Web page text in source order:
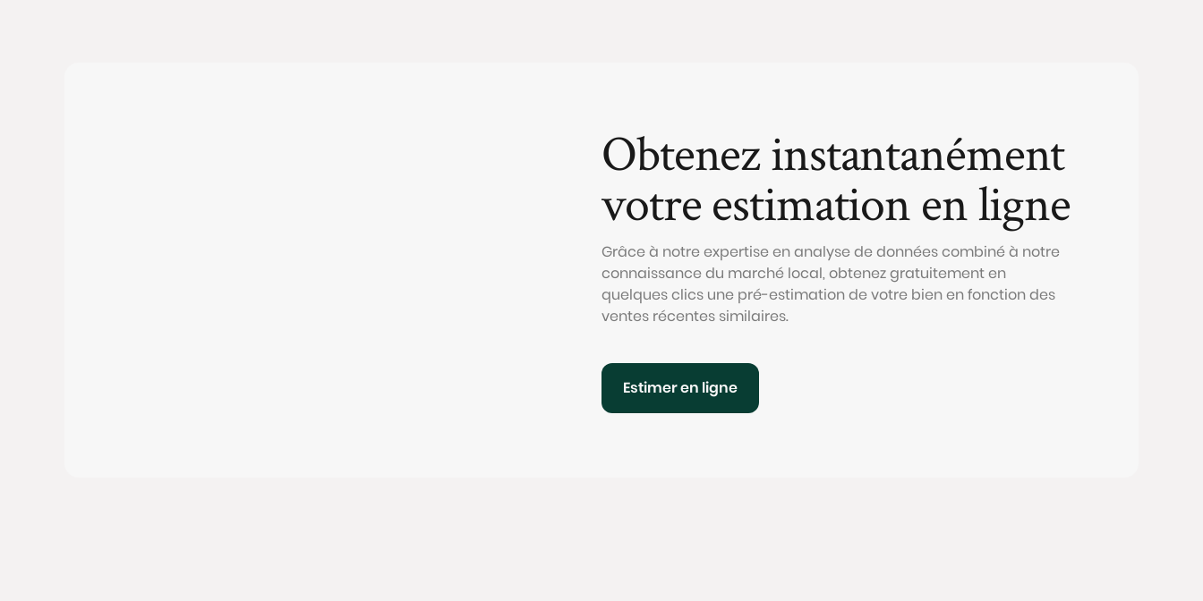
Obtenez instantanément
votre estimation en ligne
Grâce à notre expertise en analyse de données combiné à notre
connaissance du marché local, obtenez gratuitement en
quelques clics une pré-estimation de votre bien en fonction des
ventes récentes similaires.
Estimer en ligne